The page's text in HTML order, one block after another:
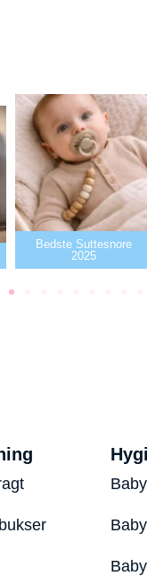
Bedste Suttesnore
2025